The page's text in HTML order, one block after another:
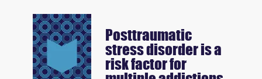
Posttraumatic
stress disorder is a
risk factor for